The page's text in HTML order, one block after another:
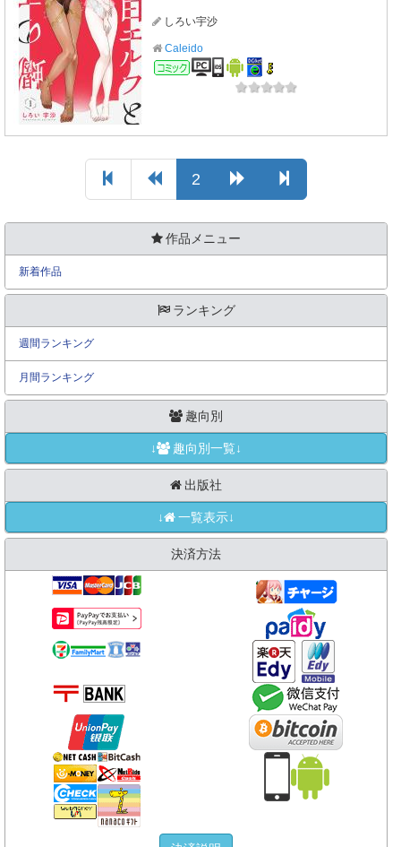
しろい宇沙
Caleido
コミック
2
作品メニュー
新着作品
ランキング
週間ランキング
月間ランキング
趣向別
↓ 趣向別一覧↓
出版社
↓ 一覧表示↓
決済方法